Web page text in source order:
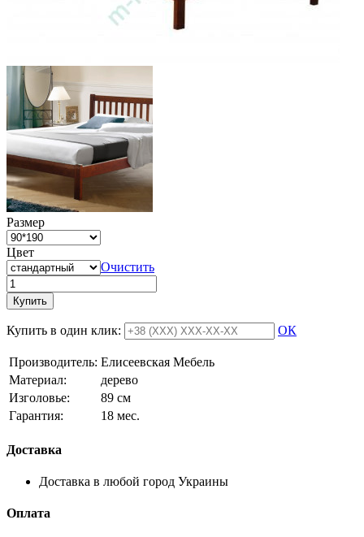
Размер
Цвет
Очистить
Купить
Купить в один клик: ОК
Производитель: Елисеевская Мебель
Материал:
дерево
Изголовье:
89 см
Гарантия:
18 мес.
Доставка
Доставка в любой город Украины
Оплата